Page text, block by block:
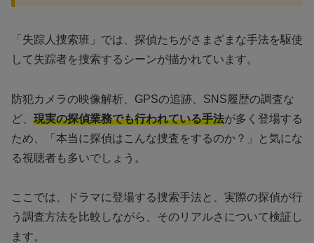
「失踪人捜索班」では、探偵たちがさまざまな手法を駆使
して失踪者を捜索するシーンが描かれています。
防犯カメラの映像解析、GPSの追跡、SNS履歴の調査な
ど、 現実の探偵業務でも行われている手法が多く登場する
ため、「本当に探偵はこんな捜査をするのか？」と気にな
る視聴者も多いでしょう。
ここでは、ドラマに登場する捜索手法と、実際の探偵が行
う調査方法を比較しながら、そのリアルさについて検証し
ます。